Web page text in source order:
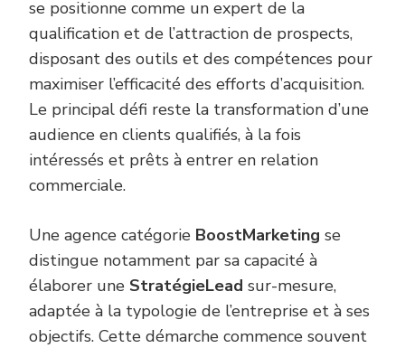
se positionne comme un expert de la
qualification et de l’attraction de prospects,
disposant des outils et des compétences pour
maximiser l’efficacité des efforts d’acquisition.
Le principal défi reste la transformation d’une
audience en clients qualifiés, à la fois
intéressés et prêts à entrer en relation
commerciale.
Une agence catégorie BoostMarketing se
distingue notamment par sa capacité à
élaborer une StratégieLead sur-mesure,
adaptée à la typologie de l’entreprise et à ses
objectifs. Cette démarche commence souvent